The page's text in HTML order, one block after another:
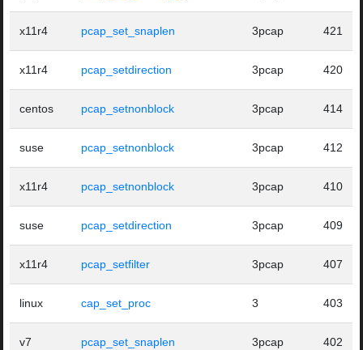
x11r4 pcap_set_snaplen 3pcap 421
x11r4 pcap_setdirection 3pcap 420
centos pcap_setnonblock 3pcap 414
suse pcap_setnonblock 3pcap 412
x11r4 pcap_setnonblock 3pcap 410
suse pcap_setdirection 3pcap 409
x11r4 pcap_setfilter 3pcap 407
linux cap_set_proc 3 403
v7 pcap_set_snaplen 3pcap 402